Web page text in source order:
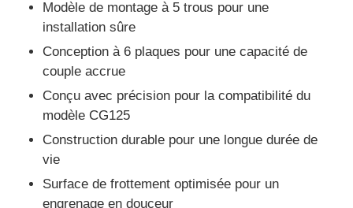
Modèle de montage à 5 trous pour une
installation sûre
Conception à 6 plaques pour une capacité de
couple accrue
Conçu avec précision pour la compatibilité du
modèle CG125
Construction durable pour une longue durée de
vie
Surface de frottement optimisée pour un
engrenage en douceur